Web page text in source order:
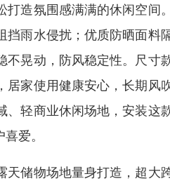
造氛围感满满的休闲空间
雨水侵扰；优质防晒面料
晃动，防风稳定性。尺寸
家使用健康安心，长期风
轻商业休闲场地，安装这
爱。
储物场地量身打造，超大